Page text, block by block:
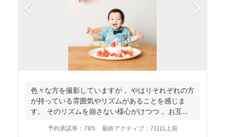
色々な方を撮影していますが， やはりそれぞれの方
が持っている雰囲気やリズムがあることを感じま
す。 そのリズムを崩さない様心がけつつ， お互い
予約承諾率： 78% 最終アクティブ： 7日以上前